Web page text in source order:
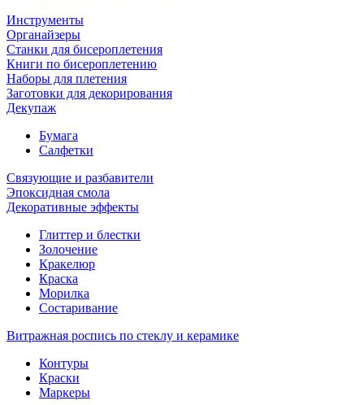
Инструменты
Органайзеры
Станки для бисероплетения
Книги по бисероплетению
Наборы для плетения
Заготовки для декорирования
Декупаж
Бумага
Салфетки
Связующие и разбавители
Эпоксидная смола
Декоративные эффекты
Глиттер и блестки
Золочение
Кракелюр
Краска
Морилка
Состаривание
Витражная роспись по стеклу и керамике
Контуры
Краски
Маркеры